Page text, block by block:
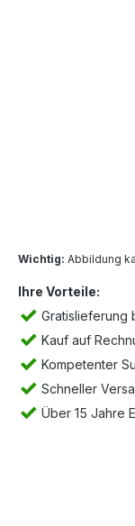
Wichtig: Abbildung
Ihre Vorteile:
Gratislieferung
Kauf auf
Kompetenter
Schneller
Über 15 Jahre